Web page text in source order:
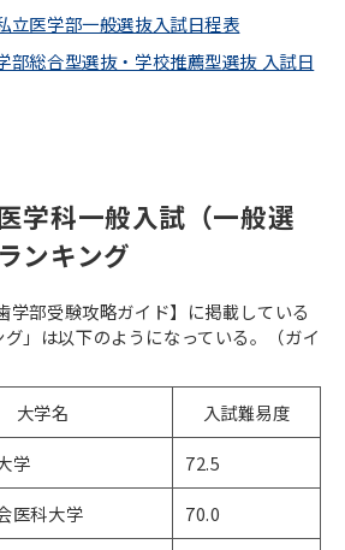
立医学部一般選抜入試日程表
部総合型選抜・学校推薦型選抜 入試日
学科一般入試（一般選
ンキング
学部受験攻略ガイド】に掲載している
グ」は以下のようになっている。（ガイ
大学名
入試難易度
学
72.5
医科大学 70.0